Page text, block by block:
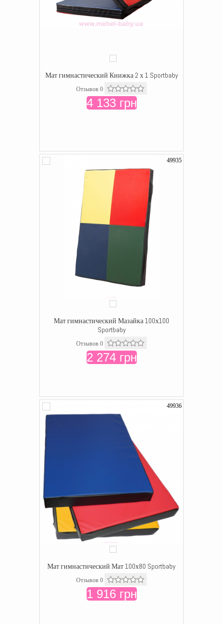
Мат гимнастический Книжка 2 х 1 Sportbaby
Отзывов 0
4 133 грн
49935
Мат гимнастический Мазайка 100х100
Sportbaby
Отзывов 0
2 274 грн
49936
Мат гимнастический Мат 100х80 Sportbaby
Отзывов 0
1 916 грн